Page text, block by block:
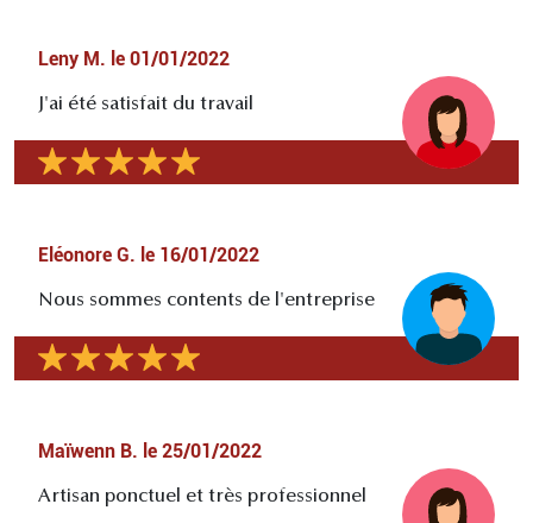
Leny M. le 01/01/2022
J'ai été satisfait du travail
Eléonore G. le 16/01/2022
Nous sommes contents de l'entreprise
Maïwenn B. le 25/01/2022
Artisan ponctuel et très professionnel